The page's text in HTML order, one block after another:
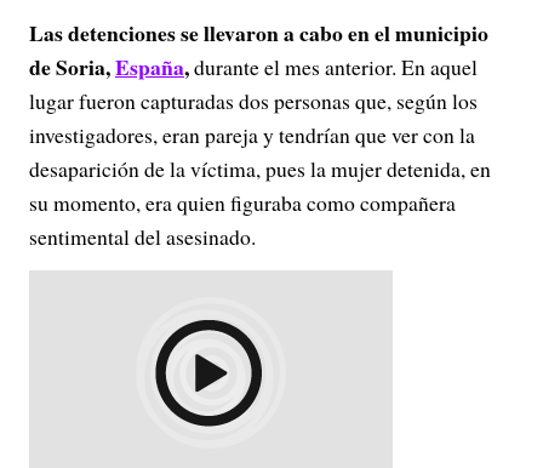
Las detenciones se llevaron a cabo en el municipio
de Soria,España,durante el mes anterior. En aquel
lugar fueron capturadas dos personas que, según los
investigadores, eran pareja y tendrían que ver con la
desaparición de la víctima, pues la mujer detenida, en
su momento, era quien figuraba como compañera
sentimental del asesinado.